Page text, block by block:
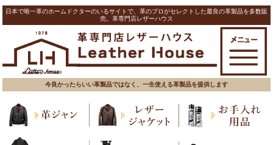
日本で唯一革のホームドクターのいるサイトで、革のプロがセレクトした最良の革製品を多数販
売。革専門店レザーハウス
今良かったらいい革製品ではなく、一生使える革製品を提供します